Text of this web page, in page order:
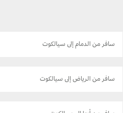
سافر من الدمام إلى سيالكوت
سافر من الرياض إلى سيالكوت